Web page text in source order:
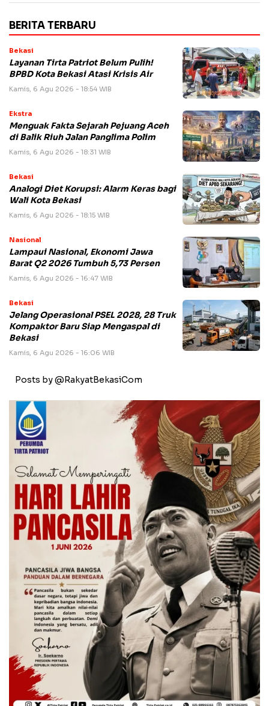
BERITA TERBARU
Bekasi
Layanan Tirta Patriot Belum Pulih!
BPBD Kota Bekasi Atasi Krisis Air
Kamis, 6 Agu 2026 - 18:54 WIB
Ekstra
Menguak Fakta Sejarah Pejuang Aceh
di Balik Riuh Jalan Panglima Polim
Kamis, 6 Agu 2026 - 18:31 WIB
Bekasi
Analogi Diet Korupsi: Alarm Keras bagi
Wali Kota Bekasi
Kamis, 6 Agu 2026 - 18:15 WIB
Nasional
Lampaui Nasional, Ekonomi Jawa
Barat Q2 2026 Tumbuh 5,73 Persen
Kamis, 6 Agu 2026 - 16:47 WIB
Bekasi
Jelang Operasional PSEL 2028, 28 Truk
Kompaktor Baru Siap Mengaspal di
Bekasi
Kamis, 6 Agu 2026 - 16:06 WIB
Posts by @RakyatBekasiCom